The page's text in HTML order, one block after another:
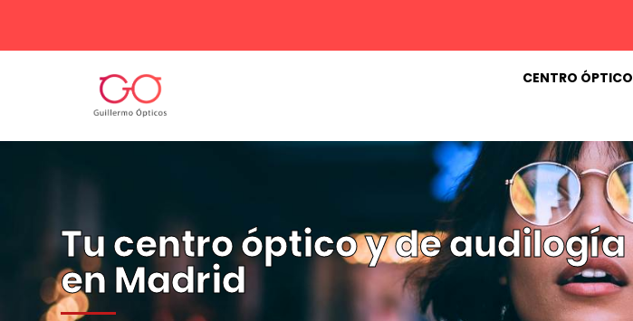
CENTRO ÓPTICO
Tu centro óptico y de audilogía
en Madrid